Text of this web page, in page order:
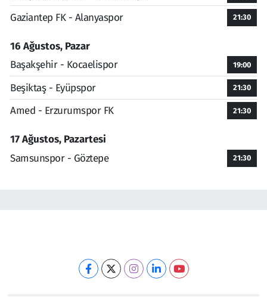
Gaziantep FK - Alanyaspor 21:30
16 Ağustos, Pazar
Başakşehir - Kocaelispor
19:00
Beşiktaş - Eyüpspor 21:30
Amed - Erzurumspor FK 21:30
17 Ağustos, Pazartesi
Samsunspor - Göztepe
21:30